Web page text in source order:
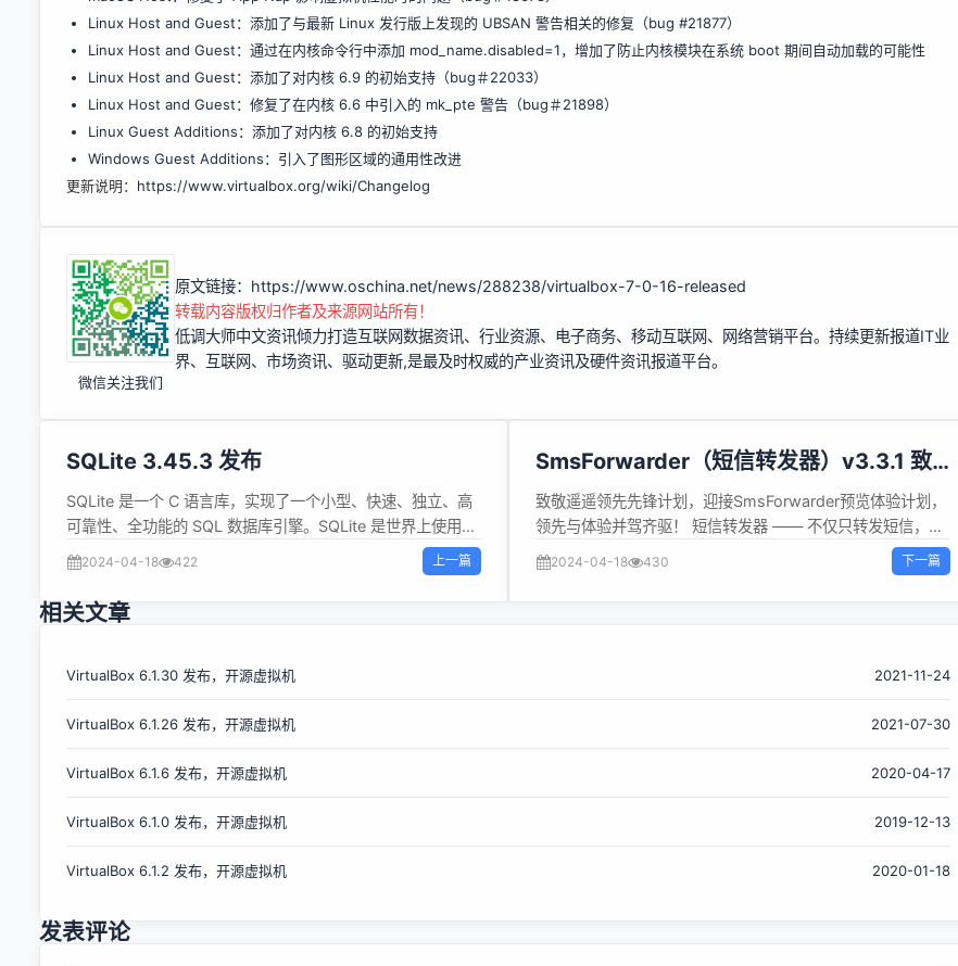
Linux Host and Guest：添加了与最新 Linux 发行版上发现的 UBSAN 警告相关的修复（bug #21877）
Linux Host and Guest：通过在内核命令行中添加 mod_name.disabled=1，增加了防止内核模块在系统 boot 期间自动加载的可能性
Linux Host and Guest：添加了对内核 6.9 的初始支持（bug＃22033）
Linux Host and Guest：修复了在内核 6.6 中引入的 mk_pte 警告（bug＃21898）
Linux Guest Additions：添加了对内核 6.8 的初始支持
Windows Guest Additions：引入了图形区域的通用性改进
更新说明： https://www.virtualbox.org/wiki/Changelog
微信关注我们
原文链接： https://www.oschina.net/news/288238/virtualbox-7-0-16-released
转载内容版权归作者及来源网站所有！
低调大师中文资讯倾力打造互联网数据资讯、行业资源、电子商务、移动互联网、网络营销平台。持续更新报道IT业
界、互联网、市场资讯、驱动更新,是最及时权威的产业资讯及硬件资讯报道平台。
SQLite 3.45.3 发布
SQLite 是一个 C 语言库，实现了一个小型、快速、独立、高
可靠性、全功能的 SQL 数据库引擎。SQLite 是世界上使用最
多的数据库引擎。SQLite 的源代码属于公共领域，每个人都
可以免费使用，用于任何目的。 SQLite 3.45.3 现已发布，更
新内容如下： 修复一个长期存在的错误（可追溯到版本
3.24.0 ），如果 UPDATE 触发器触发 UPSERT，该错误可
284955a3cd454a15 修复sum()中的一个错误，该错误可能
一个补丁发布以来出现的其他琐碎更正和编译器警告修复。详
04-15 13:34:05
SHA3-256 for sqlite3.c:
2024-04-18 422 上一篇
SmsForwarder（短信转发器）v3.3.1 致
敬`遥遥领先`版
致敬遥遥领先先锋计划，迎接SmsForwarder预览体验计划，
领先与体验并驾齐驱！ 短信转发器 —— 不仅只转发短信，备
用机必备神器！ 监控 Android 手机短信、来电、APP 通知，
并根据指定规则转发到其他手机：钉钉群自定义机器人、钉钉
Scheme等 自带主动控制服务端、客户端和 FRP 内网穿透，
手机、改话簿等。（v3.0+） 自动任务・快捷指令，轻松自动
日志 修复：定时任务的Cron表达式输入非法时导致FC #407
#402 修复：WiFi平板（没有GPS芯片）无法启用GPS定位服
IPv6） #286 修复：多个自启动的Frpc无法同时自动启动B...
2024-04-18 430 下一篇
相关文章
VirtualBox 6.1.30 发布，开源虚拟机 2021-11-24
VirtualBox 6.1.26 发布，开源虚拟机 2021-07-30
VirtualBox 6.1.6 发布，开源虚拟机 2020-04-17
VirtualBox 6.1.0 发布，开源虚拟机 2019-12-13
VirtualBox 6.1.2 发布，开源虚拟机 2020-01-18
发表评论